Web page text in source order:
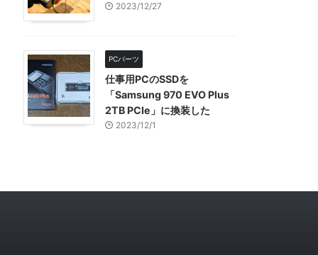
2023/12/27
PCパーツ
仕事用PCのSSDを
「Samsung 970 EVO Plus
2TB PCIe」に換装した
2023/12/1